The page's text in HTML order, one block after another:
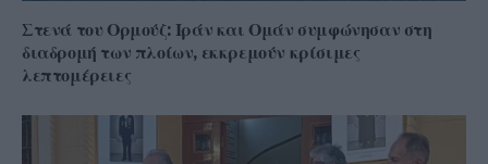
Στενά του Ορμούζ: Ιράν και Ομάν συμφώνησαν στη
διαδρομή των πλοίων, εκκρεμούν κρίσιμες
λεπτομέρειες